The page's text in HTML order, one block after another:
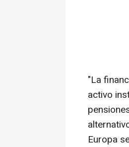
"La
activo
Europa